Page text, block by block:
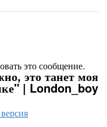
это сообщение.
это танет моя
| London_boy